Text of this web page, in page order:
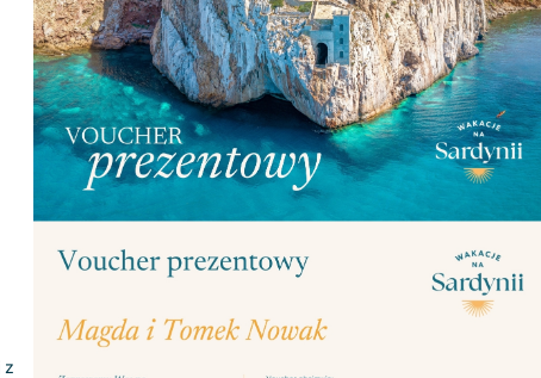
z